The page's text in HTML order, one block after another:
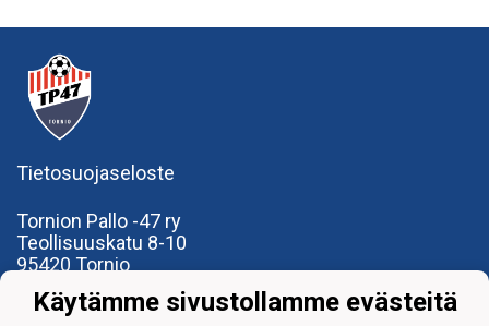
Tietosuojaseloste
Tornion Pallo -47 ry
Teollisuuskatu 8-10
95420 Tornio
office@tp47.com
Käytämme sivustollamme evästeitä